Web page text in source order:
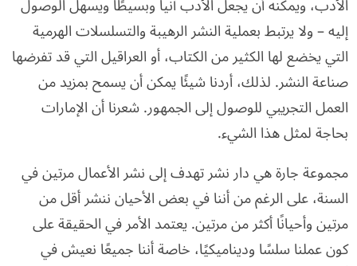
إليه – ولا يرتبط بعملية النشر الرهيبة والتسلسلات الهرمية
التي يخضع لها الكثير من الكتاب، أو العراقيل التي قد تفرضها
صناعة النشر. لذلك، أردنا شيئًا يمكن أن يسمح بمزيد من
العمل التجريبي للوصول إلى الجمهور. شعرنا أن الإمارات
بحاجة لمثل هذا الشيء.
مجموعة جارة هي دار نشر تهدف إلى نشر الأعمال مرتين في
السنة، على الرغم من أننا في بعض الأحيان ننشر أقل من
مرتين وأحيانًا أكثر من مرتين. يعتمد الأمر في الحقيقة على
كون عملنا سلسًا وديناميكيًا، خاصة أننا جميعًا نعيش في